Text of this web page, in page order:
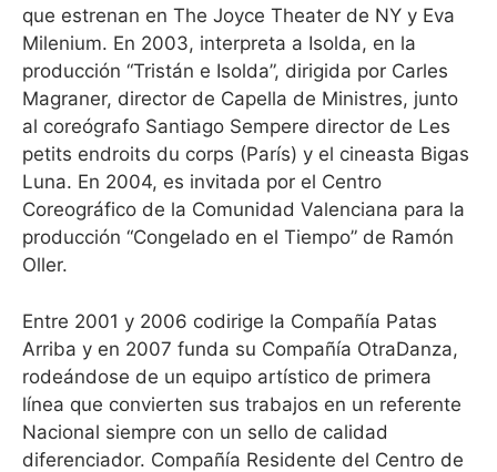
que estrenan en The Joyce Theater de NY y Eva
Milenium. En 2003, interpreta a Isolda, en la
producción “Tristán e Isolda”, dirigida por Carles
Magraner, director de Capella de Ministres, junto
al coreógrafo Santiago Sempere director de Les
petits endroits du corps (París) y el cineasta Bigas
Luna. En 2004, es invitada por el Centro
Coreográfico de la Comunidad Valenciana para la
producción “Congelado en el Tiempo” de Ramón
Oller.
Entre 2001 y 2006 codirige la Compañía Patas
Arriba y en 2007 funda su Compañía OtraDanza,
rodeándose de un equipo artístico de primera
línea que convierten sus trabajos en un referente
Nacional siempre con un sello de calidad
diferenciador. Compañía Residente del Centro de